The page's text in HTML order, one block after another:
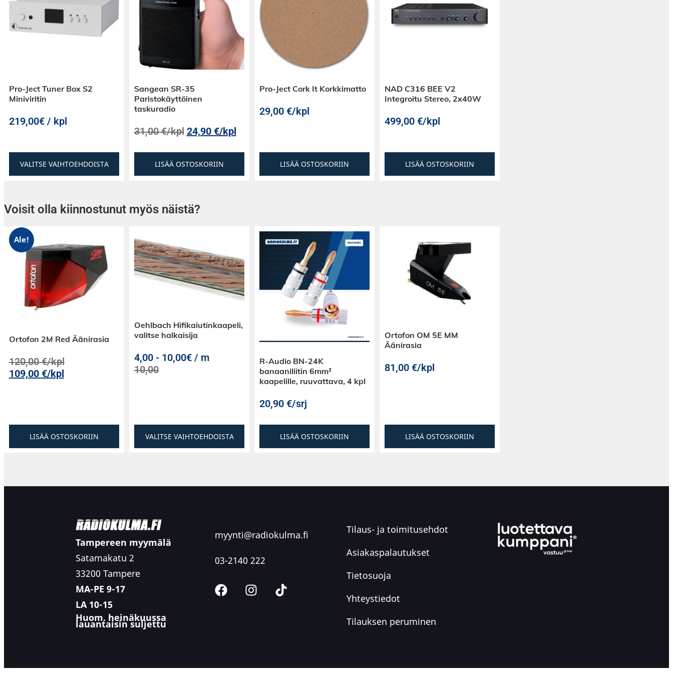
Pro-Ject Tuner Box S2
Miniviritin
219,00€ / kpl
VALITSE VAIHTOEHDOISTA
Sangean SR-35
Paristokäyttöinen
taskuradio
31,00€/kpl 24,90 €/kpl
LISÄÄ OSTOSKORIIN
Pro-Ject Cork It Korkkimatto
29,00 €/kpl
LISÄÄ OSTOSKORIIN
NAD C316 BEE V2
Integroitu Stereo, 2x40W
499,00 €/kpl
LISÄÄ OSTOSKORIIN
Voisit olla kiinnostunut myös näistä?
Ale!
Ortofon 2M Red Äänirasia
120,00€/kpl
109,00 €/kpl
LISÄÄ OSTOSKORIIN
Oehlbach Hifikaiutinkaapeli,
valitse halkaisija
4,00- 10,00€ / m
10,00
VALITSE VAIHTOEHDOISTA
R-Audio BN-24K
banaaniliitin 6mm²
kaapelille, ruuvattava, 4 kpl
20,90 €/srj
LISÄÄ OSTOSKORIIN
Ortofon OM 5E MM
Äänirasia
81,00 €/kpl
LISÄÄ OSTOSKORIIN
Tampereen myymälä
Satamakatu 2
33200 Tampere
MA-PE 9-17
LA 10-15
Huom. heinäkuussa
lauantaisin suljettu
myynti@radiokulma.fi
03-2140 222
Tilaus- ja toimitusehdot
Asiakaspalautukset
Tietosuoja
Yhteystiedot
Tilauksen peruminen